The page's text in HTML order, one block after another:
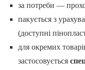
за потреби —
пакується з
(доступні
для окремих
застосовується